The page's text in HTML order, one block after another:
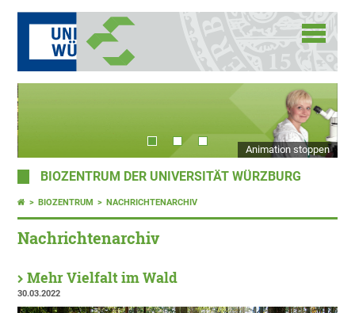
Animation stoppen
BIOZENTRUM DER UNIVERSITÄT WÜRZBURG
BIOZENTRUM NACHRICHTENARCHIV
Nachrichtenarchiv
Mehr Vielfalt im Wald
30.03.2022